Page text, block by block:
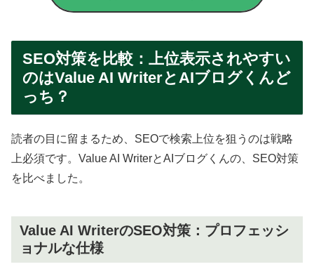
SEO対策を比較：上位表示されやすい
のはValue AI WriterとAIブログくんど
っち？
読者の目に留まるため、SEOで検索上位を狙うのは戦略
上必須です。Value AI WriterとAIブログくんの、SEO対策
を比べました。
Value AI WriterのSEO対策：プロフェッシ
ョナルな仕様